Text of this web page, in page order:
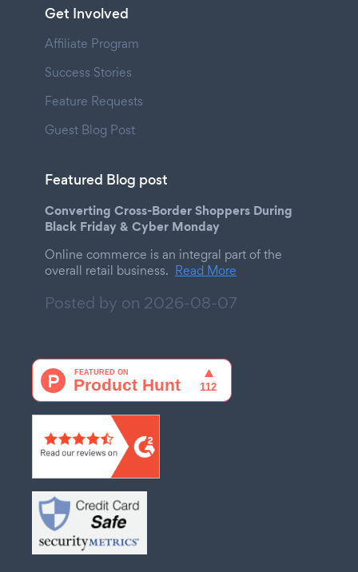
Get Involved
Affiliate Program
Success Stories
Feature Requests
Guest Blog Post
Featured Blog post
Converting Cross-Border Shoppers During
Black Friday & Cyber Monday
Online commerce is an integral part of the
overall retail business. Read More
Posted by on 2026-08-07